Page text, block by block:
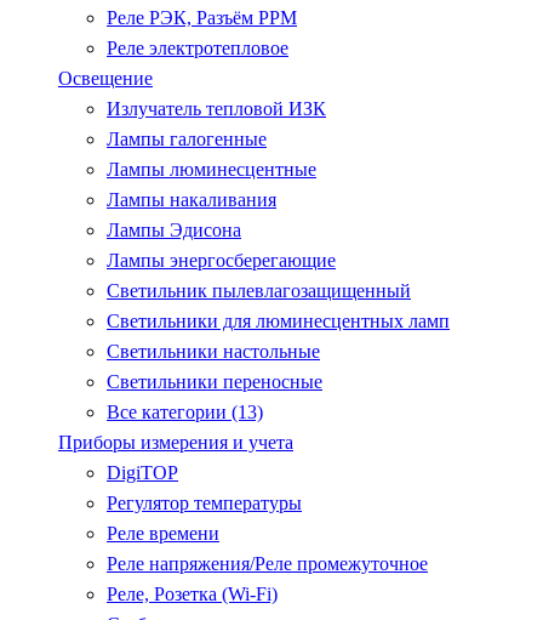
Реле РЭК, Разъём РРМ
Реле электротепловое
Освещение
Излучатель тепловой ИЗК
Лампы галогенные
Лампы люминесцентные
Лампы накаливания
Лампы Эдисона
Лампы энергосберегающие
Светильник пылевлагозащищенный
Светильники для люминесцентных ламп
Светильники настольные
Светильники переносные
Все категории (13)
Приборы измерения и учета
DigiTOP
Регулятор температуры
Реле времени
Реле напряжения/Реле промежуточное
Реле, Розетка (Wi-Fi)